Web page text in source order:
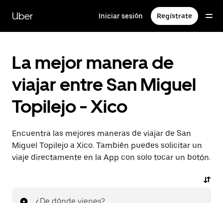
contenido
principal
Uber Iniciar sesión Regístrate
La mejor manera de
viajar entre San Miguel
Topilejo - Xico
Encuentra las mejores maneras de viajar de San
Miguel Topilejo a Xico. También puedes solicitar un
viaje directamente en la App con solo tocar un botón.